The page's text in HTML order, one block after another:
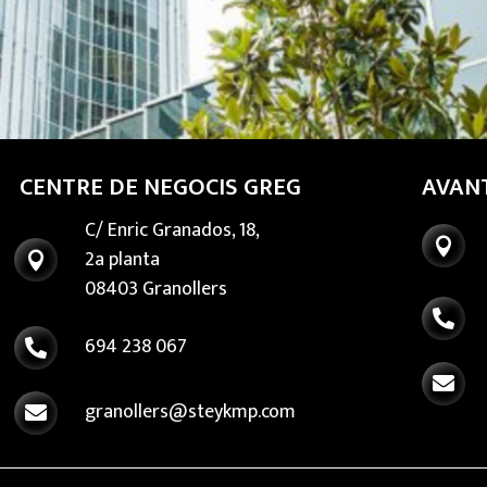
CENTRE DE NEGOCIS GREG

C/ Enric Granados, 18,
2a planta
08403 Granollers
 694 238 067
 granollers@steykmp.com


